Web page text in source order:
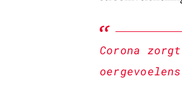
Corona